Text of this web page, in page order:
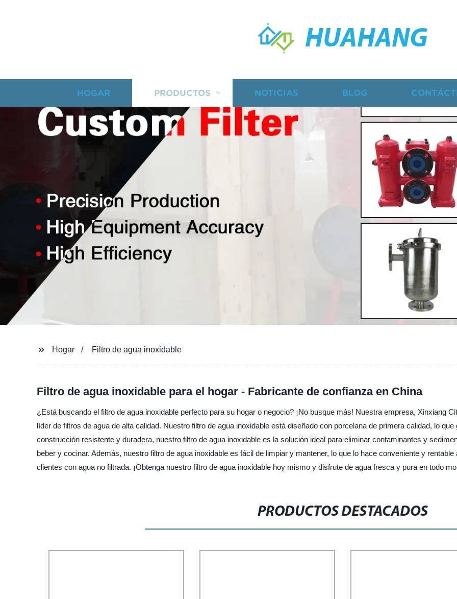
HUAHANG
HOGAR PRODUCTOS NOTICIAS BLOG
Hogar Filtro de agua inoxidable
Filtro de agua inoxidable para el hogar - Fabricante de confianza en China
¿Está buscando el filtro de agua inoxidable perfecto para su hogar o negocio? ¡No busque más! Nuestra empresa, Xinxiang
líder de filtros de agua de alta calidad. Nuestro filtro de agua inoxidable está diseñado con porcelana de primera calidad, lo
construcción resistente y duradera, nuestro filtro de agua inoxidable es la solución ideal para eliminar contaminantes y
beber y cocinar. Además, nuestro filtro de agua inoxidable es fácil de limpiar y mantener, lo que lo hace conveniente y
clientes con agua no filtrada. ¡Obtenga nuestro filtro de agua inoxidable hoy mismo y disfrute de agua fresca y pura en todo
PRODUCTOS DESTACADOS